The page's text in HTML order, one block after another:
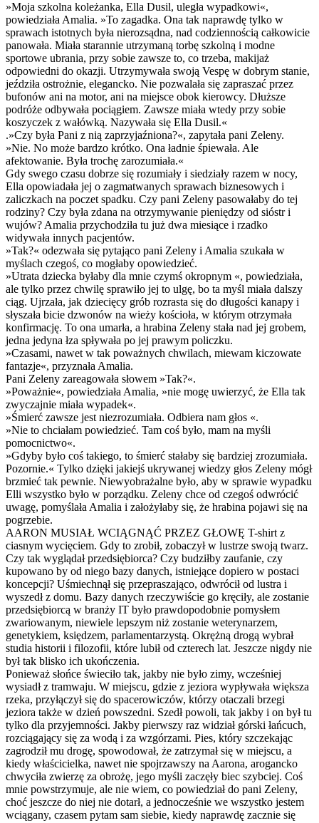
»Moja szkolna koleżanka, Ella Dusil, uległa wypadkowi«,
powiedziała Amalia. »To zagadka. Ona tak naprawdę tylko w
sprawach istotnych była nierozsądna, nad codziennością całkowicie
panowała. Miała starannie utrzymaną torbę szkolną i modne
sportowe ubrania, przy sobie zawsze to, co trzeba, makijaż
odpowiedni do okazji. Utrzymywała swoją Vespę w dobrym stanie,
jeździła ostrożnie, elegancko. Nie pozwalała się zapraszać przez
bufonów ani na motor, ani na miejsce obok kierowcy. Dłuższe
podróże odbywała pociągiem. Zawsze miała wtedy przy sobie
koszyczek z wałówką. Nazywała się Ella Dusil.«
.»Czy była Pani z nią zaprzyjaźniona?«, zapytała pani Zeleny.
»Nie. No może bardzo krótko. Ona ładnie śpiewała. Ale
afektowanie. Była trochę zarozumiała.«
Gdy swego czasu dobrze się rozumiały i siedziały razem w nocy,
Ella opowiadała jej o zagmatwanych sprawach biznesowych i
zaliczkach na poczet spadku. Czy pani Zeleny pasowałaby do tej
rodziny? Czy była zdana na otrzymywanie pieniędzy od sióstr i
wujów? Amalia przychodziła tu już dwa miesiące i rzadko
widywała innych pacjentów.
»Tak?« odezwała się pytająco pani Zeleny i Amalia szukała w
myślach czegoś, co mogłaby opowiedzieć.
»Utrata dziecka byłaby dla mnie czymś okropnym «, powiedziała,
ale tylko przez chwilę sprawiło jej to ulgę, bo ta myśl miała dalszy
ciąg. Ujrzała, jak dziecięcy grób rozrasta się do długości kanapy i
słyszała bicie dzwonów na wieży kościoła, w którym otrzymała
konfirmację. To ona umarła, a hrabina Zeleny stała nad jej grobem,
jedna jedyna łza spływała po jej prawym policzku.
»Czasami, nawet w tak poważnych chwilach, miewam kiczowate
fantazje«, przyznała Amalia.
Pani Zeleny zareagowała słowem »Tak?«.
»Poważnie«, powiedziała Amalia, »nie mogę uwierzyć, że Ella tak
zwyczajnie miała wypadek«.
»Śmierć zawsze jest niezrozumiała. Odbiera nam głos «.
»Nie to chciałam powiedzieć. Tam coś było, mam na myśli
pomocnictwo«.
»Gdyby było coś takiego, to śmierć stałaby się bardziej zrozumiała.
Pozornie.« Tylko dzięki jakiejś ukrywanej wiedzy głos Zeleny mógł
brzmieć tak pewnie. Niewyobrażalne było, aby w sprawie wypadku
Elli wszystko było w porządku. Zeleny chce od czegoś odwrócić
uwagę, pomyślała Amalia i założyłaby się, że hrabina pojawi się na
pogrzebie.
AARON MUSIAŁ WCIĄGNĄĆ PRZEZ GŁOWĘ T-shirt z
ciasnym wycięciem. Gdy to zrobił, zobaczył w lustrze swoją twarz.
Czy tak wyglądał przedsiębiorca? Czy budziłby zaufanie, czy
kupowano by od niego bazy danych, istniejące dopiero w postaci
koncepcji? Uśmiechnął się przepraszająco, odwrócił od lustra i
wyszedł z domu. Bazy danych rzeczywiście go kręciły, ale zostanie
przedsiębiorcą w branży IT było prawdopodobnie pomysłem
zwariowanym, niewiele lepszym niż zostanie weterynarzem,
genetykiem, księdzem, parlamentarzystą. Okrężną drogą wybrał
studia historii i filozofii, które lubił od czterech lat. Jeszcze nigdy nie
był tak blisko ich ukończenia.
Ponieważ słońce świeciło tak, jakby nie było zimy, wcześniej
wysiadł z tramwaju. W miejscu, gdzie z jeziora wypływała większa
rzeka, przyłączył się do spacerowiczów, którzy otaczali brzegi
jeziora także w dzień powszedni. Szedł powoli, tak jakby i on był tu
tylko dla przyjemności. Jakby pierwszy raz widział górski łańcuch,
rozciągający się za wodą i za wzgórzami. Pies, który szczekając
zagrodził mu drogę, spowodował, że zatrzymał się w miejscu, a
kiedy właścicielka, nawet nie spojrzawszy na Aarona, arogancko
chwyciła zwierzę za obrożę, jego myśli zaczęły biec szybciej. Coś
mnie powstrzymuje, ale nie wiem, co powiedział do pani Zeleny,
choć jeszcze do niej nie dotarł, a jednocześnie we wszystko jestem
wciągany, czasem pytam sam siebie, kiedy naprawdę zacznie się